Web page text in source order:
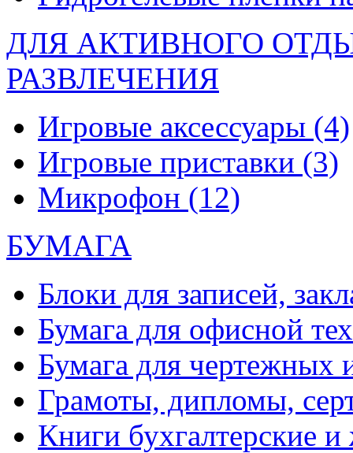
ДЛЯ АКТИВНОГО
РАЗВЛЕЧЕНИЯ
Игровые аксессуары (4)
Игровые приставки (3)
Микрофон (12)
БУМАГА
Блоки для записей,
Бумага для офисной
Бумага для чертежных
Грамоты, дипломы,
Книги бухгалтерские